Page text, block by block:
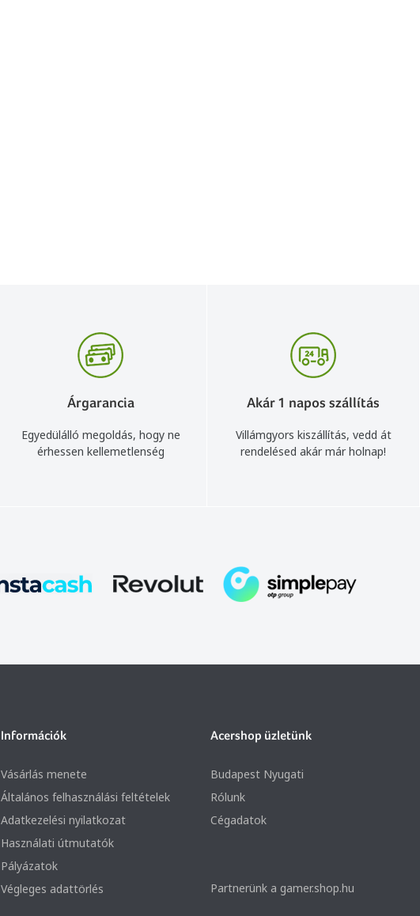
Árgarancia
Egyedülálló megoldás, hogy ne
érhessen kellemetlenség
Akár 1 napos szállítás
Villámgyors kiszállítás, vedd át
rendelésed akár már holnap!
Információk
Vásárlás menete
Általános felhasználási feltételek
Adatkezelési nyilatkozat
Használati útmutatók
Pályázatok
Végleges adattörlés
Acershop üzletünk
Budapest Nyugati
Rólunk
Cégadatok
Partnerünk a gamer.shop.hu